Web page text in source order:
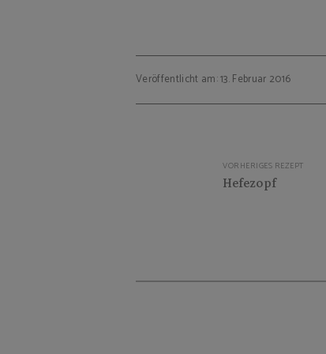
Veröffentlicht am: 13. Februar 2016
VORHERIGES REZEPT
Hefezopf